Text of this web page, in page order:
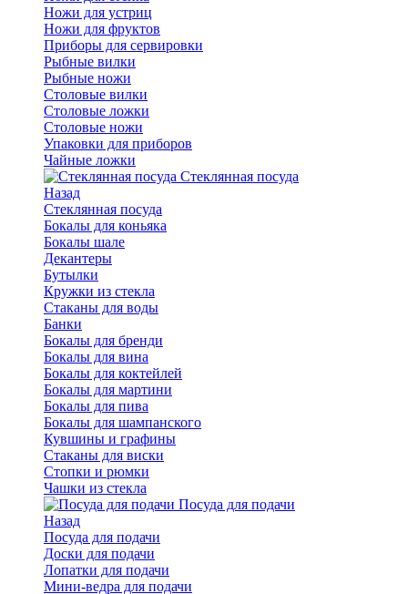
Ножи для устриц
Ножи для фруктов
Приборы для сервировки
Рыбные вилки
Рыбные ножи
Столовые вилки
Столовые ложки
Столовые ножи
Упаковки для приборов
Чайные ложки
Стеклянная посуда
Назад
Стеклянная посуда
Бокалы для коньяка
Бокалы шале
Декантеры
Бутылки
Кружки из стекла
Стаканы для воды
Банки
Бокалы для бренди
Бокалы для вина
Бокалы для коктейлей
Бокалы для мартини
Бокалы для пива
Бокалы для шампанского
Кувшины и графины
Стаканы для виски
Стопки и рюмки
Чашки из стекла
Посуда для подачи
Назад
Посуда для подачи
Доски для подачи
Лопатки для подачи
Мини-ведра для подачи